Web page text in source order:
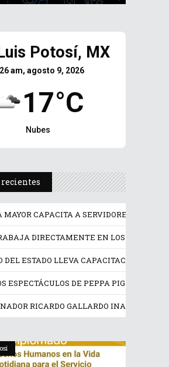
Potosí, MX
am, agosto 9, 2026
17°C
Nubes
CAPACITA A SERVIDORES
DIRECTAMENTE EN LOS
DEL ESTADO LLEVA CAPACITACIÓN
ESPECTÁCULOS DE PEPPA PIG Y
RICARDO GALLARDO INAUGURA